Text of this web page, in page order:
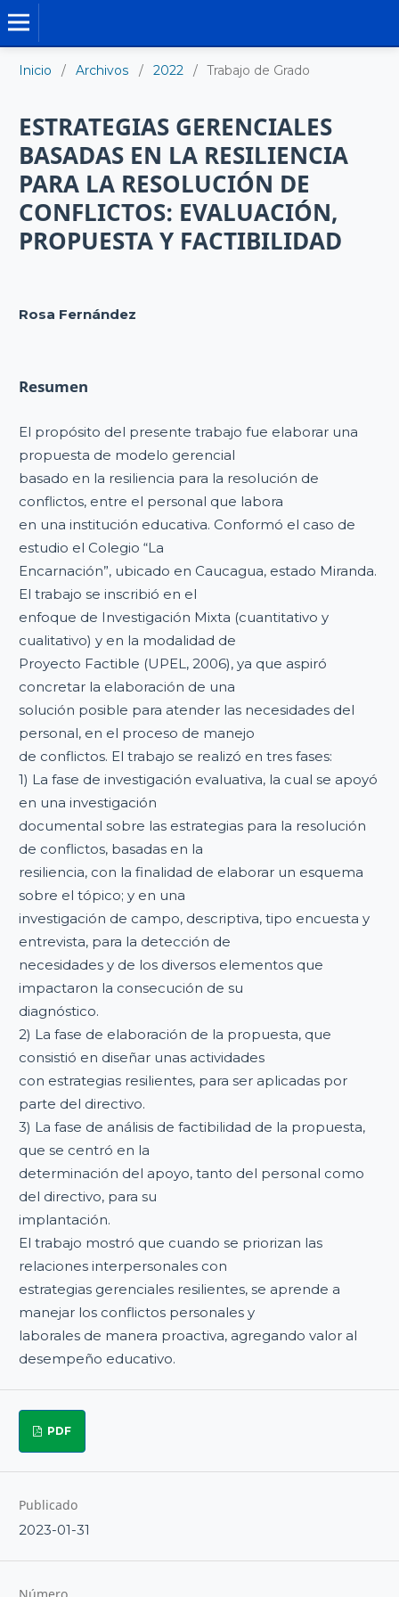
Inicio / Archivos / 2022 / Trabajo de Grado
ESTRATEGIAS GERENCIALES
BASADAS EN LA RESILIENCIA
PARA LA RESOLUCIÓN DE
CONFLICTOS: EVALUACIÓN,
PROPUESTA Y FACTIBILIDAD
Rosa Fernández
Resumen
El propósito del presente trabajo fue elaborar una
propuesta de modelo gerencial
basado en la resiliencia para la resolución de
conflictos, entre el personal que labora
en una institución educativa. Conformó el caso de
estudio el Colegio “La
Encarnación”, ubicado en Caucagua, estado Miranda.
El trabajo se inscribió en el
enfoque de Investigación Mixta (cuantitativo y
cualitativo) y en la modalidad de
Proyecto Factible (UPEL, 2006), ya que aspiró
concretar la elaboración de una
solución posible para atender las necesidades del
personal, en el proceso de manejo
de conflictos. El trabajo se realizó en tres fases:
1) La fase de investigación evaluativa, la cual se apoyó
en una investigación
documental sobre las estrategias para la resolución
de conflictos, basadas en la
resiliencia, con la finalidad de elaborar un esquema
sobre el tópico; y en una
investigación de campo, descriptiva, tipo encuesta y
entrevista, para la detección de
necesidades y de los diversos elementos que
impactaron la consecución de su
diagnóstico.
2) La fase de elaboración de la propuesta, que
consistió en diseñar unas actividades
con estrategias resilientes, para ser aplicadas por
parte del directivo.
3) La fase de análisis de factibilidad de la propuesta,
que se centró en la
determinación del apoyo, tanto del personal como
del directivo, para su
implantación.
El trabajo mostró que cuando se priorizan las
relaciones interpersonales con
estrategias gerenciales resilientes, se aprende a
manejar los conflictos personales y
laborales de manera proactiva, agregando valor al
desempeño educativo.
PDF
Publicado
2023-01-31